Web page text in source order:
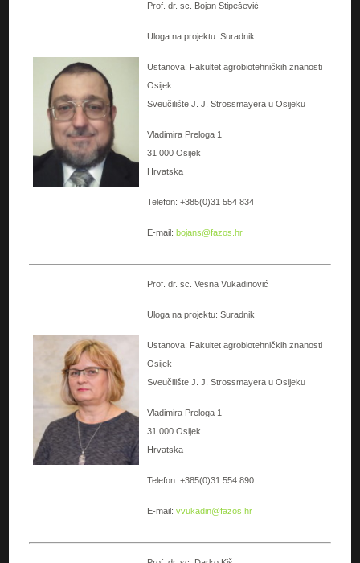
Prof. dr. sc. Bojan Stipešević
Uloga na projektu: Suradnik
Ustanova: Fakultet agrobiotehničkih znanosti
Osijek
Sveučilište J. J. Strossmayera u Osijeku
Vladimira Preloga 1
31 000 Osijek
Hrvatska
Telefon: +385(0)31 554 834
E-mail:bojans@fazos.hr
Prof. dr. sc. Vesna Vukadinović
Uloga na projektu: Suradnik
Ustanova: Fakultet agrobiotehničkih znanosti
Osijek
Sveučilište J. J. Strossmayera u Osijeku
Vladimira Preloga 1
31 000 Osijek
Hrvatska
Telefon: +385(0)31 554 890
E-mail:vvukadin@fazos.hr